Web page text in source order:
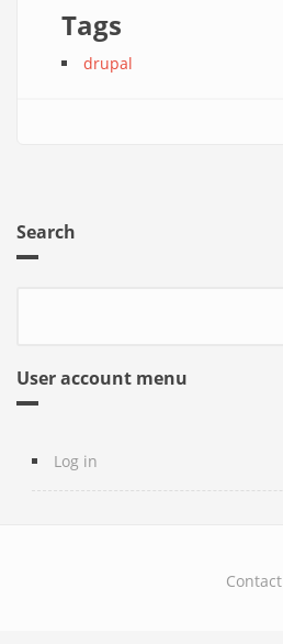
Tags
drupal
Search
User account menu
Log in
Contact